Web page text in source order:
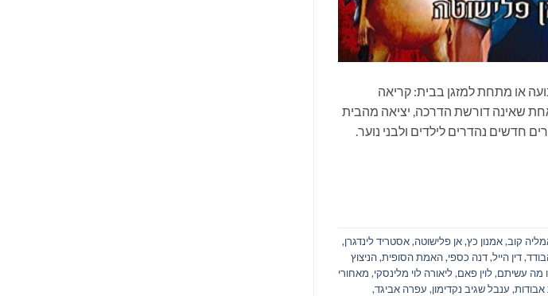
או מתחת למזגן בבית: קריאה
שאינה דורשת הדרכה, יציאה מהבית
ממושכת ואפילו שיחה: קריאת ספרים. וההצעה הפעם: 11 ספרים חדשים נהדרים לילדים ולבני נוער.
קוב,אמנון כץ,אן פלישוטה,אסטריד לינדגרן,
,דין הייל,דנה כספי,האמת הסופית,הניצוץ
מה עשיתם,לוין פאם,ליאורה לוי מלינסקי, מאחורי
, ענבל שגיב נקדימון, עפרה אביגד,